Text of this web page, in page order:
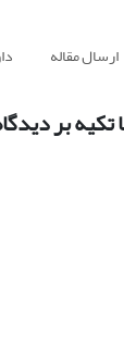
ارسال مقاله
بر